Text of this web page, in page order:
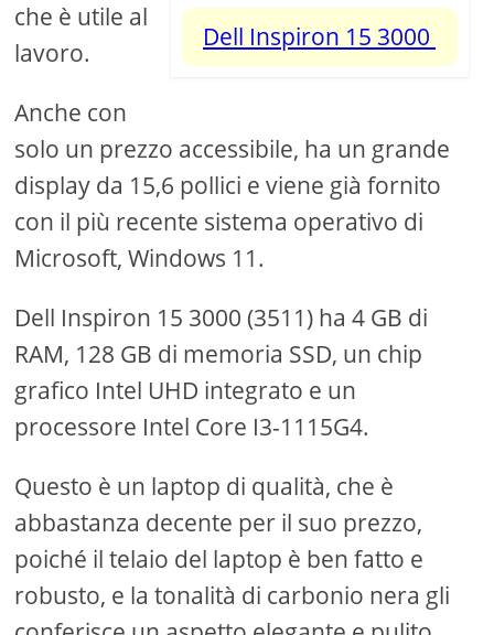
Dell Inspiron 15 3000
che è utile al
lavoro.
Anche con
solo un prezzo accessibile, ha un grande
display da 15,6 pollici e viene già fornito
con il più recente sistema operativo di
Microsoft, Windows 11.
Dell Inspiron 15 3000 (3511) ha 4 GB di
RAM, 128 GB di memoria SSD, un chip
grafico Intel UHD integrato e un
processore Intel Core I3-1115G4.
Questo è un laptop di qualità, che è
abbastanza decente per il suo prezzo,
poiché il telaio del laptop è ben fatto e
robusto, e la tonalità di carbonio nera gli